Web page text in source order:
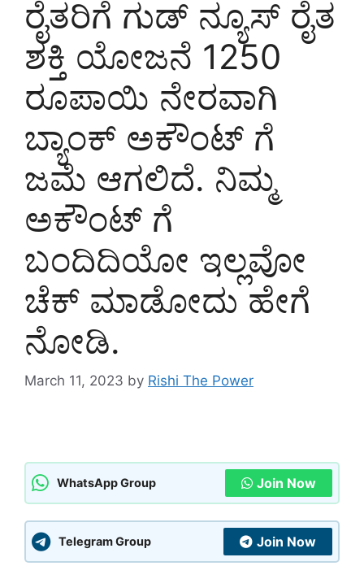
ರೈತರಿಗೆ ಗುಡ್ ನ್ಯೂಸ್ ರೈತ
ಶಕ್ತಿ ಯೋಜನೆ 1250
ರೂಪಾಯಿ ನೇರವಾಗಿ
ಬ್ಯಾಂಕ್ ಅಕೌಂಟ್ ಗೆ
ಜಮೆ ಆಗಲಿದೆ. ನಿಮ್ಮ
ಅಕೌಂಟ್ ಗೆ
ಬಂದಿದಿಯೋ ಇಲ್ಲವೋ
ಚೆಕ್ ಮಾಡೋದು ಹೇಗೆ
ನೋಡಿ.
March 11, 2023 by Rishi The Power
WhatsApp Group Join Now
Telegram Group Join Now